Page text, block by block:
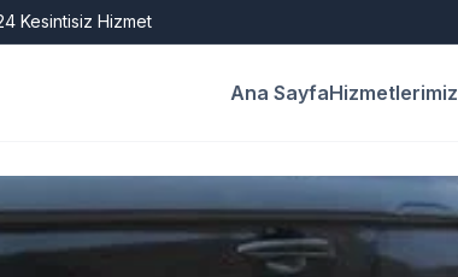
Kesintisiz Hizmet
Ana SayfaHizmetlerimiz